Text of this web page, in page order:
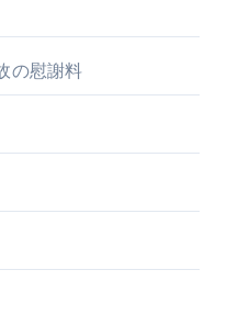
の慰謝料